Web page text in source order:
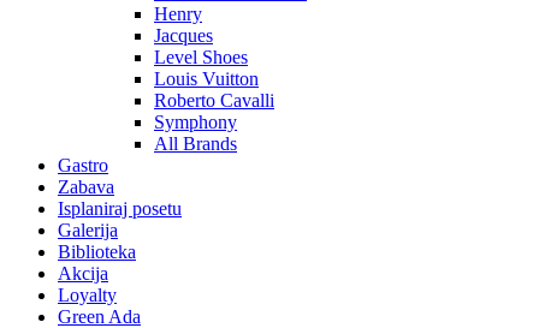
Henry
Jacques
Level Shoes
Louis Vuitton
Roberto Cavalli
Symphony
All Brands
Gastro
Zabava
Isplaniraj posetu
Galerija
Biblioteka
Akcija
Loyalty
Green Ada